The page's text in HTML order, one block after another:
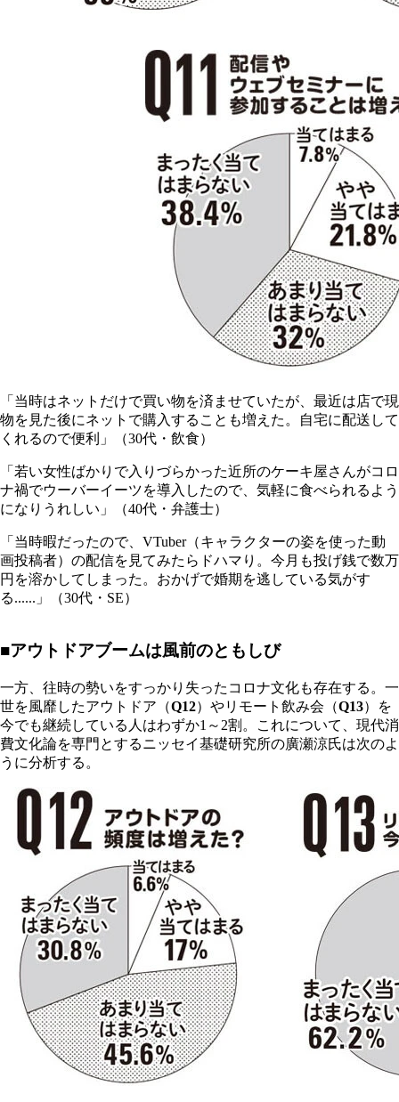
「当時はネットだけで買い物を済ませていたが、最近は店で現
物を見た後にネットで購入することも増えた。自宅に配送して
くれるので便利」（30代・飲食）
「若い女性ばかりで入りづらかった近所のケーキ屋さんがコロ
ナ禍でウーバーイーツを導入したので、気軽に食べられるよう
になりうれしい」（40代・弁護士）
「当時暇だったので、VTuber（キャラクターの姿を使った動
画投稿者）の配信を見てみたらドハマり。今月も投げ銭で数万
円を溶かしてしまった。おかげで婚期を逃している気がす
る......」（30代・SE）
■アウトドアブームは風前のともしび
一方、往時の勢いをすっかり失ったコロナ文化も存在する。一
世を風靡したアウトドア（Q12）やリモート飲み会（Q13）を
今でも継続している人はわずか1～2割。これについて、現代消
費文化論を専門とするニッセイ基礎研究所の廣瀬涼氏は次のよ
うに分析する。